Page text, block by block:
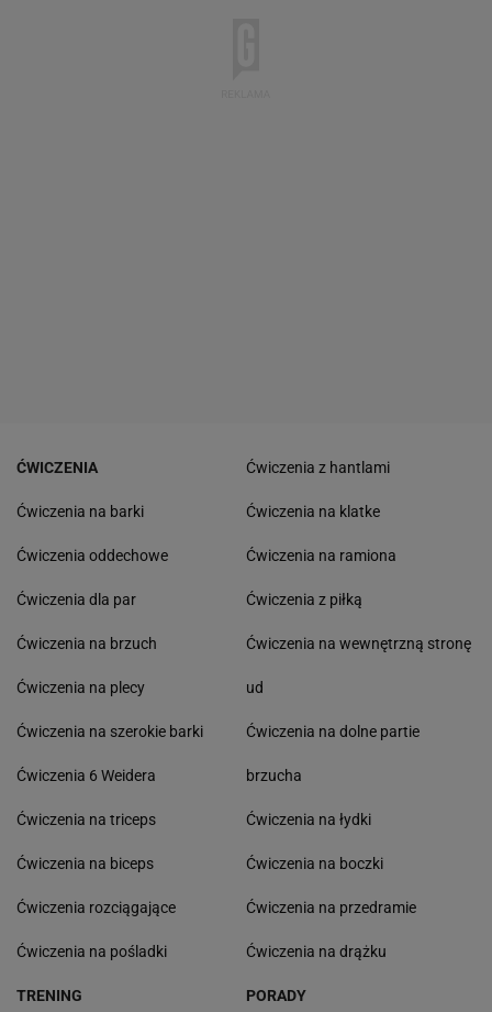
ĆWICZENIA
Ćwiczenia na barki
Ćwiczenia oddechowe
Ćwiczenia dla par
Ćwiczenia na brzuch
Ćwiczenia na plecy
Ćwiczenia na szerokie barki
Ćwiczenia 6 Weidera
Ćwiczenia na triceps
Ćwiczenia na biceps
Ćwiczenia rozciągające
Ćwiczenia na pośladki
Ćwiczenia z hantlami
Ćwiczenia na klatke
Ćwiczenia na ramiona
Ćwiczenia z piłką
Ćwiczenia na wewnętrzną stronę
ud
Ćwiczenia na dolne partie
brzucha
Ćwiczenia na łydki
Ćwiczenia na boczki
Ćwiczenia na przedramie
Ćwiczenia na drążku
TRENING PORADY